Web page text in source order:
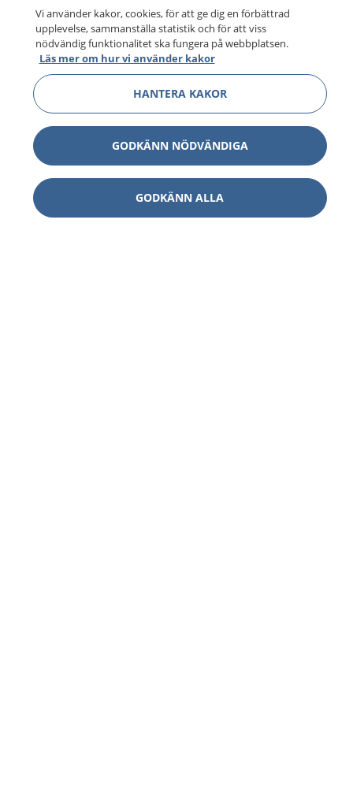
Vi använder kakor, cookies, för att ge dig en förbättrad
upplevelse, sammanställa statistik och för att viss
nödvändig funktionalitet ska fungera på webbplatsen.
Läs mer om hur vi använder kakor
HANTERA KAKOR
GODKÄNN NÖDVÄNDIGA
GODKÄNN ALLA